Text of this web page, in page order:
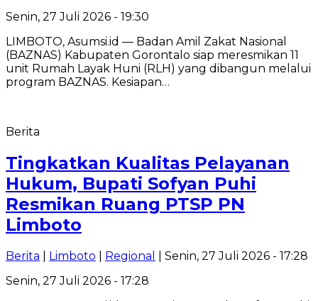
Senin, 27 Juli 2026 - 19:30
LIMBOTO, Asumsi.id — Badan Amil Zakat Nasional
(BAZNAS) Kabupaten Gorontalo siap meresmikan 11
unit Rumah Layak Huni (RLH) yang dibangun melalui
program BAZNAS. Kesiapan…
Berita
Tingkatkan Kualitas Pelayanan
Hukum, Bupati Sofyan Puhi
Resmikan Ruang PTSP PN
Limboto
Berita Limboto Regional
| Senin, 27 Juli 2026 - 17:28
Senin, 27 Juli 2026 - 17:28